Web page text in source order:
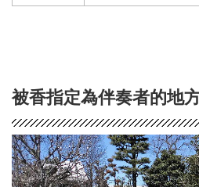
被香指定為伴奏者的地